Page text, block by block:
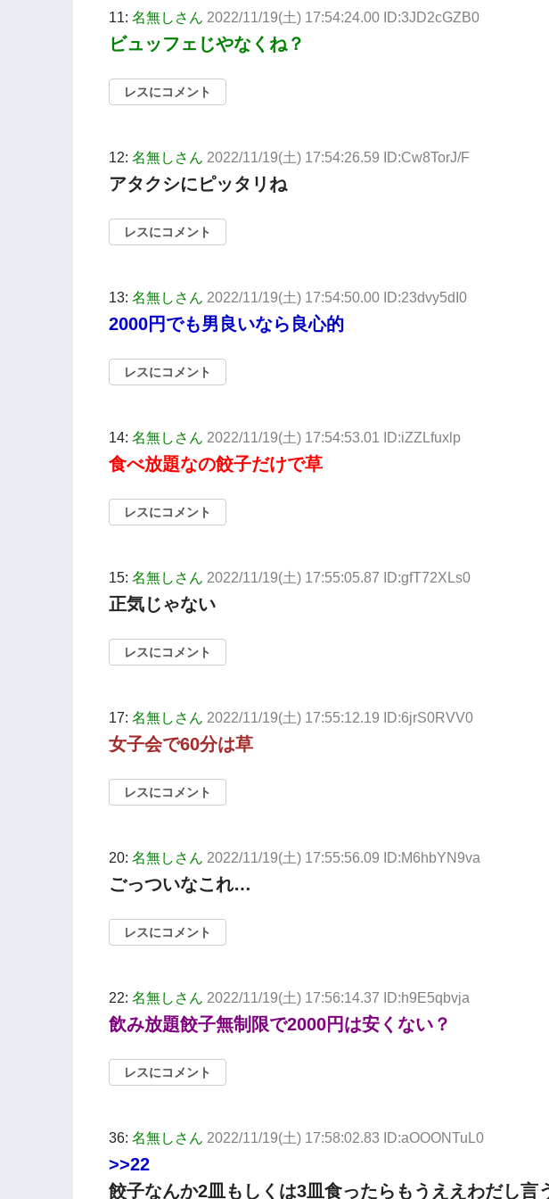
11: 名無しさん 2022/11/19(土) 17:54:24.00 ID:3JD2cGZB0
ビュッフェじやなくね？
レスにコメント
12: 名無しさん 2022/11/19(土) 17:54:26.59 ID:Cw8TorJ/F
アタクシにピッタリね
レスにコメント
13: 名無しさん 2022/11/19(土) 17:54:50.00 ID:23dvy5dI0
2000円でも男良いなら良心的
レスにコメント
14: 名無しさん 2022/11/19(土) 17:54:53.01 ID:iZZLfuxlp
食べ放題なの餃子だけで草
レスにコメント
15: 名無しさん 2022/11/19(土) 17:55:05.87 ID:gfT72XLs0
正気じゃない
レスにコメント
17: 名無しさん 2022/11/19(土) 17:55:12.19 ID:6jrS0RVV0
女子会で60分は草
レスにコメント
20: 名無しさん 2022/11/19(土) 17:55:56.09 ID:M6hbYN9va
ごっついなこれ…
レスにコメント
22: 名無しさん 2022/11/19(土) 17:56:14.37 ID:h9E5qbvja
飲み放題餃子無制限で2000円は安くない？
レスにコメント
36: 名無しさん 2022/11/19(土) 17:58:02.83 ID:aOOONTuL0
>>22
餃子なんか2皿もしくは3皿食ったらもうええわだし言